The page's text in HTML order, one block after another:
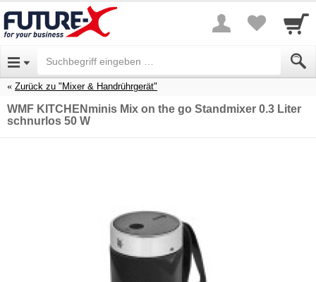
Zurück zu "Mixer & Handrührgerät"
WMF KITCHENminis Mix on the go Standmixer 0.3 Liter
schnurlos 50 W